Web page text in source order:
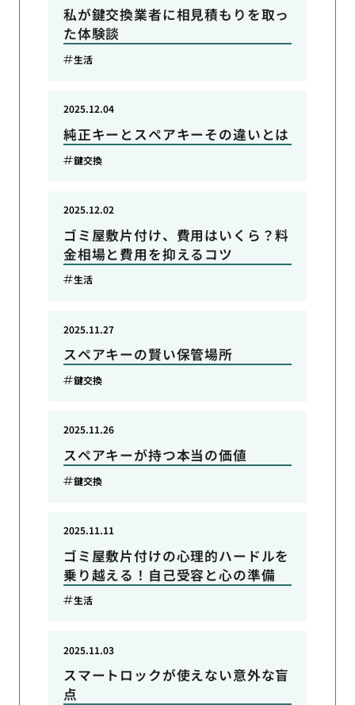
私が鍵交換業者に相見積もりを取っ
た体験談
生活
純正キーとスペアキーその違いとは
2025.12.04
鍵交換
ゴミ屋敷片付け、費用はいくら？料
金相場と費用を抑えるコツ
2025.12.02
生活
スペアキーの賢い保管場所
2025.11.27
鍵交換
スペアキーが持つ本当の価値
2025.11.26
鍵交換
ゴミ屋敷片付けの心理的ハードルを
乗り越える！自己受容と心の準備
2025.11.11
生活
スマートロックが使えない意外な盲
点
2025.11.03